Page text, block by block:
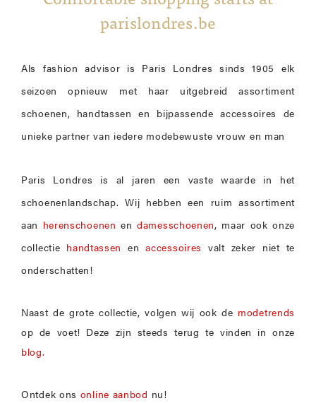
parislondres.be
Als fashion advisor is Paris Londres sinds 1905 elk
seizoen opnieuw met haar uitgebreid assortiment
schoenen, handtassen en bijpassende accessoires de
unieke partner van iedere modebewuste vrouw en man
Paris Londres is al jaren een vaste waarde in het
schoenenlandschap. Wij hebben een ruim assortiment
aan herenschoenen endamesschoenen, maar ook onze
collectie handtassen enaccessoires valt zeker niet te
onderschatten!
Naast de grote collectie, volgen wij ook de modetrends
op de voet! Deze zijn steeds terug te vinden in onze
blog.
Ontdek ons online aanbod nu!